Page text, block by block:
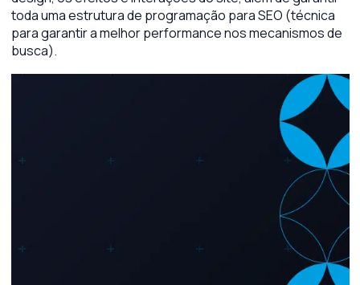
toda uma estrutura de programação para SEO (técnica
para garantir a melhor performance nos mecanismos de
busca).